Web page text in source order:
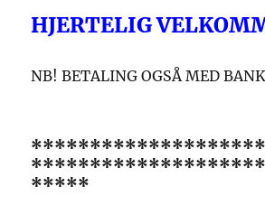
HJERTELIG
NB! BETALING OGSÅ MED
*****